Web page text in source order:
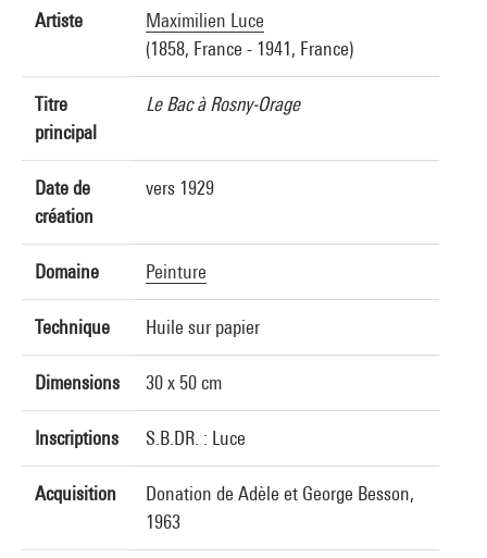
Artiste
Maximilien Luce
(1858, France - 1941, France)
Titre
principal
Le Bac à Rosny-Orage
Date de
création
vers 1929
Domaine Peinture
Technique Huile sur papier
Dimensions 30 x 50 cm
Inscriptions S.B.DR. : Luce
Acquisition
Donation de Adèle et George Besson,
1963